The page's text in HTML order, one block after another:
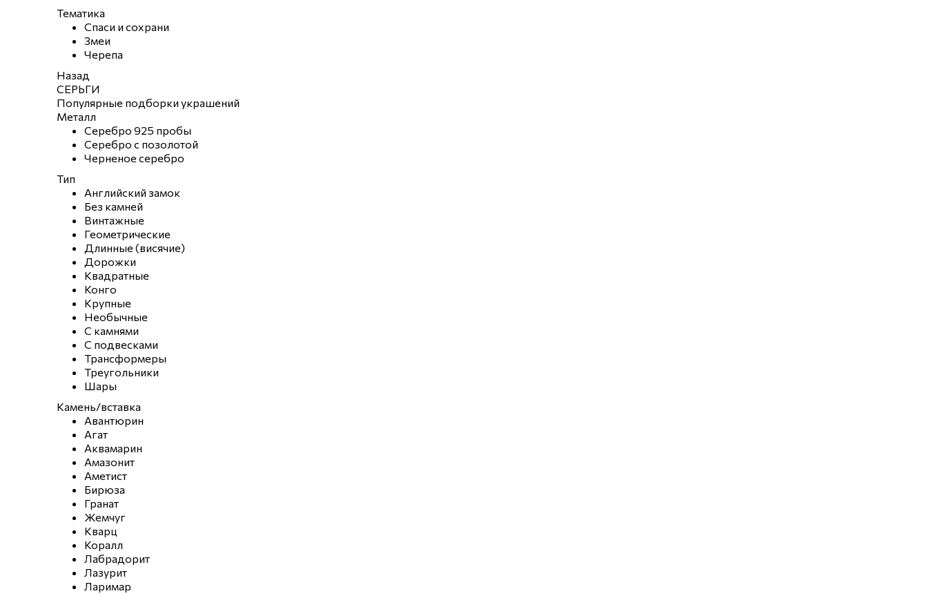
Тематика
Спаси и сохрани
Змеи
Черепа
Назад
СЕРЬГИ
Популярные подборки украшений
Металл
Серебро 925 пробы
Серебро с позолотой
Черненое серебро
Тип
Английский замок
Без камней
Винтажные
Геометрические
Длинные (висячие)
Дорожки
Квадратные
Конго
Крупные
Необычные
С камнями
С подвесками
Трансформеры
Треугольники
Шары
Камень/вставка
Авантюрин
Агат
Аквамарин
Амазонит
Аметист
Бирюза
Гранат
Жемчуг
Кварц
Коралл
Лабрадорит
Лазурит
Ларимар